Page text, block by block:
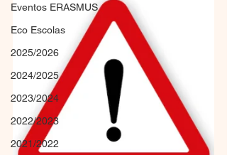
Eventos ERASMUS
Eco Escolas
2025/2026
2024/2025
2023/2024
2022/2023
2021/2022